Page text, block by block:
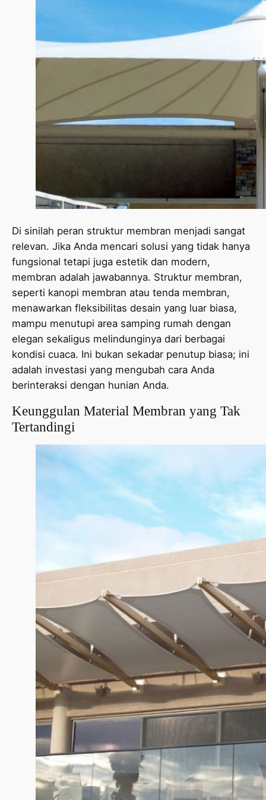
Di sinilah peran struktur membran menjadi sangat
relevan. Jika Anda mencari solusi yang tidak hanya
fungsional tetapi juga estetik dan modern,
membran adalah jawabannya. Struktur membran,
seperti kanopi membran atau tenda membran,
menawarkan fleksibilitas desain yang luar biasa,
mampu menutupi area samping rumah dengan
elegan sekaligus melindunginya dari berbagai
kondisi cuaca. Ini bukan sekadar penutup biasa; ini
adalah investasi yang mengubah cara Anda
berinteraksi dengan hunian Anda.
Keunggulan Material Membran yang Tak
Tertandingi